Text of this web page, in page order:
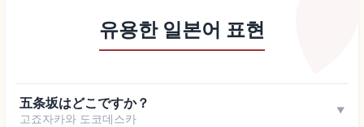
유용한 일본어 표현
五条坂はどこですか？
고죠자카와 도코데스카
▼